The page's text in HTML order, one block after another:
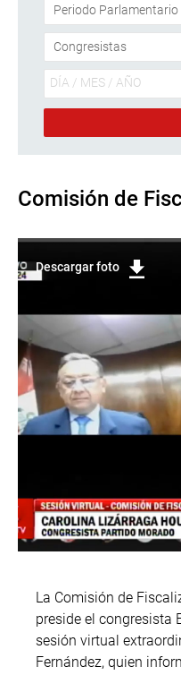
Comisión de
Descargar foto
La Comisión de
preside el congresista
sesión virtual
Fernández, quien